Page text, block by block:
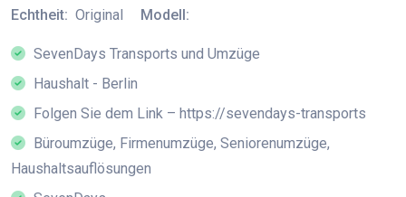
Echtheit: Original Modell:
SevenDays Transports und Umzüge
Haushalt - Berlin
Folgen Sie dem Link – https://sevendays-transports
Büroumzüge, Firmenumzüge, Seniorenumzüge,
Haushaltsauflösungen